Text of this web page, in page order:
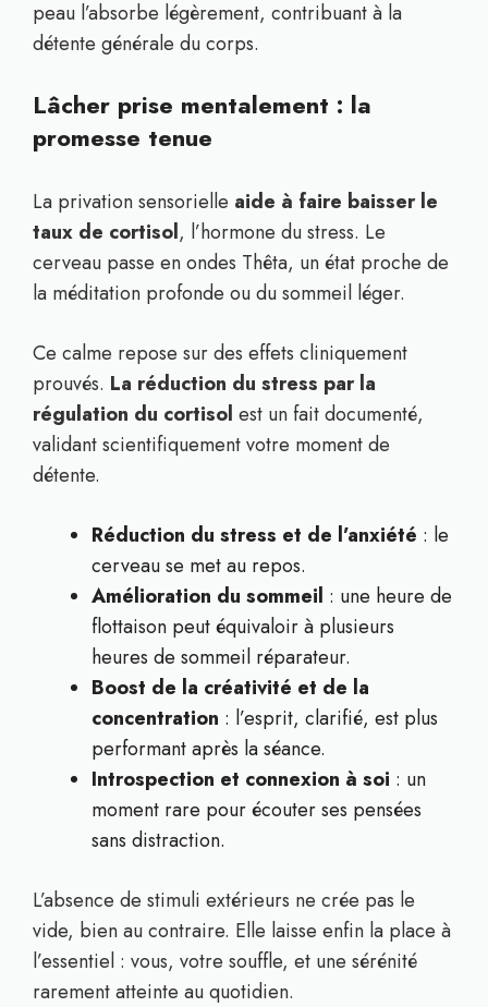
peau l’absorbe légèrement, contribuant à la
détente générale du corps.
Lâcher prise mentalement : la
promesse tenue
La privation sensorielle aide à faire baisser le
taux de cortisol, l’hormone du stress. Le
cerveau passe en ondes Thêta, un état proche de
la méditation profonde ou du sommeil léger.
Ce calme repose sur des effets cliniquement
prouvés. La réduction du stress par la
régulation du cortisol est un fait documenté,
validant scientifiquement votre moment de
détente.
Réduction du stress et de l’anxiété : le
cerveau se met au repos.
Amélioration du sommeil : une heure de
flottaison peut équivaloir à plusieurs
heures de sommeil réparateur.
Boost de la créativité et de la
concentration : l’esprit, clarifié, est plus
performant après la séance.
Introspection et connexion à soi : un
moment rare pour écouter ses pensées
sans distraction.
L’absence de stimuli extérieurs ne crée pas le
vide, bien au contraire. Elle laisse enfin la place à
l’essentiel : vous, votre souffle, et une sérénité
rarement atteinte au quotidien.